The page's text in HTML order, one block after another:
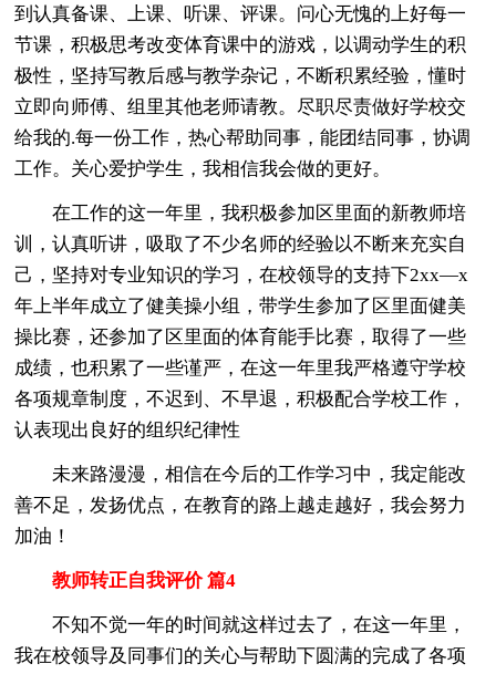
到认真备课、上课、听课、评课。问心无愧的上好每一
节课，积极思考改变体育课中的游戏，以调动学生的积
极性，坚持写教后感与教学杂记，不断积累经验，懂时
立即向师傅、组里其他老师请教。尽职尽责做好学校交
给我的.每一份工作，热心帮助同事，能团结同事，协调
工作。关心爱护学生，我相信我会做的更好。
在工作的这一年里，我积极参加区里面的新教师培
训，认真听讲，吸取了不少名师的经验以不断来充实自
己，坚持对专业知识的学习，在校领导的支持下2xx—x
年上半年成立了健美操小组，带学生参加了区里面健美
操比赛，还参加了区里面的体育能手比赛，取得了一些
成绩，也积累了一些谨严，在这一年里我严格遵守学校
各项规章制度，不迟到、不早退，积极配合学校工作，
认表现出良好的组织纪律性
未来路漫漫，相信在今后的工作学习中，我定能改
善不足，发扬优点，在教育的路上越走越好，我会努力
加油！
教师转正自我评价 篇4
不知不觉一年的时间就这样过去了，在这一年里，
我在校领导及同事们的关心与帮助下圆满的完成了各项